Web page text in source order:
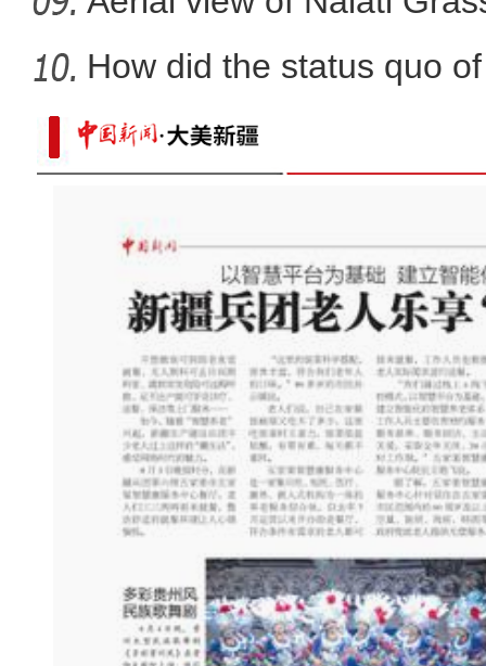
乌鲁木齐：本次疫情病毒来
How did the status quo